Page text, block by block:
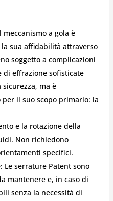
meccanismo a gola è
sua affidabilità attraverso
soggetto a complicazioni
di effrazione sofisticate
ma è
il suo scopo primario: la
e la rotazione della
Non richiedono
specifici.
Le serrature Patent sono
mantenere e, in caso di
senza la necessità di